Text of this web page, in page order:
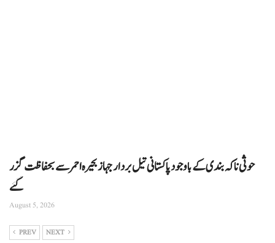
حوثی ناکہ بندی کے باوجود پاکستانی تیل بردار جہاز بحیرہ احمر سے بحفاظت گزر
گئے
August 5, 2026
PREV NEXT